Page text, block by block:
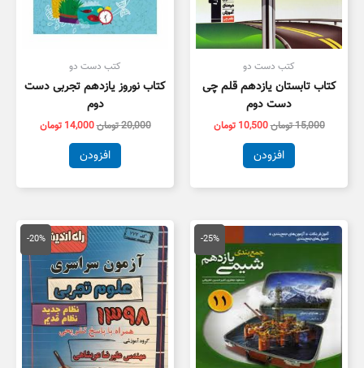
کتب دست دو
کتاب تابستان یازدهم قلم چی
دست دوم
15,000تومان10,500 تومان
افزودن
کتب دست دو
کتاب نوروز یازدهم تجربی دست
دوم
20,000تومان14,000 تومان
افزودن
-25%
قیمت
اصلی
20,000 تومان
بود.
قیمت
فعلی
15,000 تومان
است.
-20%
قیمت
اصلی
18,000 تومان
بود.
قیمت
فعلی
است.